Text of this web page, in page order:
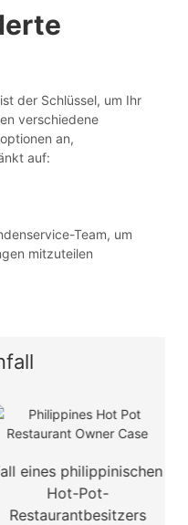
der Schlüssel, um Ihr
verschiedene
an,
auf:
Team, um
mitzuteilen
eines philippinischen
Hot-Pot-
Fall